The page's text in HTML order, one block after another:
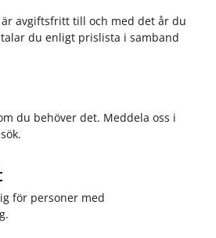
avgiftsfritt till och med det år du
du enligt prislista i samband
du behöver det. Meddela oss i
för personer med